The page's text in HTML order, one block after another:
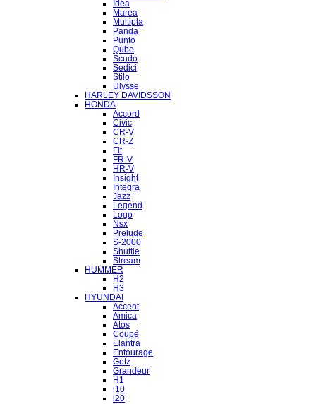
Idea
Marea
Multipla
Panda
Punto
Qubo
Scudo
Sedici
Stilo
Ulysse
HARLEY DAVIDSSON
HONDA
Accord
Civic
CR-V
CR-Z
Fit
FR-V
HR-V
Insight
Integra
Jazz
Legend
Logo
Nsx
Prelude
S-2000
Shuttle
Stream
HUMMER
H2
H3
HYUNDAI
Accent
Amica
Atos
Coupé
Elantra
Entourage
Getz
Grandeur
H1
i10
i20